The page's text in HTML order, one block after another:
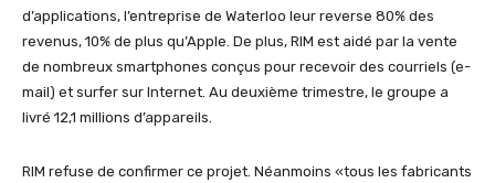
d’applications, l’entreprise de Waterloo leur reverse 80% des
revenus, 10% de plus qu’Apple. De plus, RIM est aidé par la vente
de nombreux smartphones conçus pour recevoir des courriels (e-
mail) et surfer sur Internet. Au deuxième trimestre, le groupe a
livré 12,1 millions d’appareils.
RIM refuse de confirmer ce projet. Néanmoins «tous les fabricants